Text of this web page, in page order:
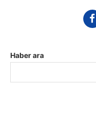
Haber ara